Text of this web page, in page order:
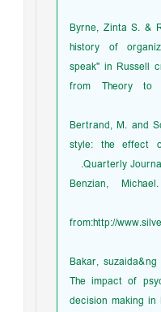
Byrne, Zinta S. &
history of
speak" in Russell
from Theory to
Bertrand, M. and
style: the effect
Quarterly
Benzian,
from:http://
Bakar,
The impact of
decision making